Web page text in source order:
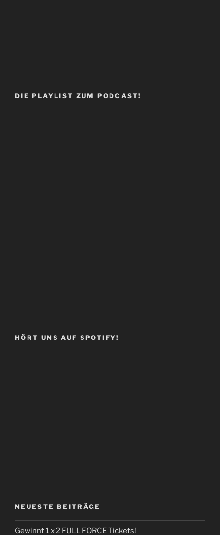
DIE PLAYLIST ZUM PODCAST!
HÖRT UNS AUF SPOTIFY!
NEUESTE BEITRÄGE
Gewinnt 1 x 2 FULL FORCE Tickets!